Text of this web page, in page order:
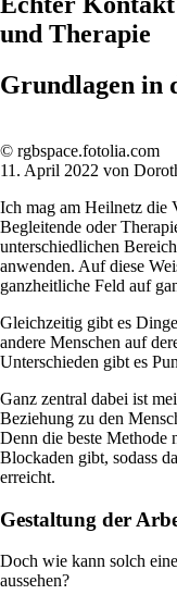
und Therapie
Grundlagen in
© rgbspace.fotolia.com
11. April 2022 von
Ich mag am Heilnetz die
Begleitende oder
unterschiedlichen
anwenden. Auf diese
ganzheitliche Feld auf
Gleichzeitig gibt es
andere Menschen auf
Unterschieden gibt es
Ganz zentral dabei ist
Beziehung zu den
Denn die beste Methode
Blockaden gibt, sodass
erreicht.
Gestaltung der
Doch wie kann solch
aussehen?